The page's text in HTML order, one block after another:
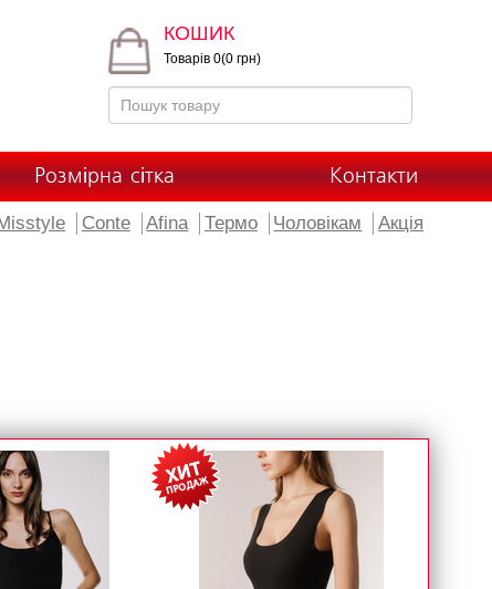
КОШИК
Товарів 0(0 грн)
Розмірна сітка Контакти
Conte Afina Термо Чоловікам Акція